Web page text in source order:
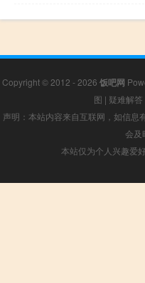
Copyright © 2012 - 2026 饭吧网
图 | 疑难解答
声明：本站内容来自互联网，如信息
会及
本站仅为个人兴趣爱